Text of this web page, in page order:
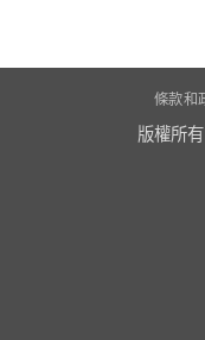
條款和
版權所